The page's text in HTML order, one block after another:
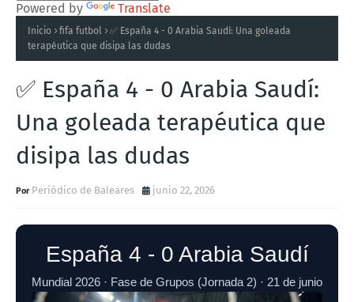
Powered by Translate
Inicio fifa futbol
✅ España 4 - 0 Arabia Saudí: Una goleada
terapéutica que disipa las dudas
✅ España 4 - 0 Arabia Saudí:
Una goleada terapéutica que
disipa las dudas
Periódico de Baleares junio 22, 2026
España 4 - 0 Arabia Saudí
Mundial 2026 · Fase de Grupos (Jornada 2) · 21 de junio